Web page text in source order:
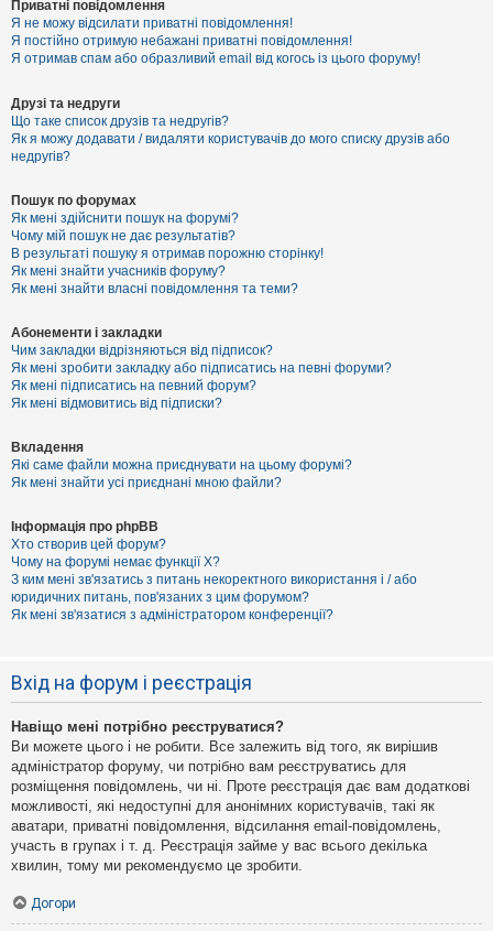
Приватні повідомлення
Я не можу відсилати приватні повідомлення!
Я постійно отримую небажані приватні повідомлення!
Я отримав спам або образливий email від когось із цього форуму!
Друзі та недруги
Що таке список друзів та недругів?
Як я можу додавати / видаляти користувачів до мого списку друзів або
недругів?
Пошук по форумах
Як мені здійснити пошук на форумі?
Чому мій пошук не дає результатів?
В результаті пошуку я отримав порожню сторінку!
Як мені знайти учасників форуму?
Як мені знайти власні повідомлення та теми?
Абонементи і закладки
Чим закладки відрізняються від підписок?
Як мені зробити закладку або підписатись на певні форуми?
Як мені підписатись на певний форум?
Як мені відмовитись від підписки?
Вкладення
Які саме файли можна приєднувати на цьому форумі?
Як мені знайти усі приєднані мною файли?
Інформація про phpBB
Хто створив цей форум?
Чому на форумі немає функції X?
З ким мені зв'язатись з питань некоректного використання і / або
юридичних питань, пов'язаних з цим форумом?
Як мені зв'язатися з адміністратором конференції?
Вхід на форум і реєстрація
Навіщо мені потрібно реєструватися?
Ви можете цього і не робити. Все залежить від того, як вирішив
адміністратор форуму, чи потрібно вам реєструватись для
розміщення повідомлень, чи ні. Проте реєстрація дає вам додаткові
можливості, які недоступні для анонімних користувачів, такі як
аватари, приватні повідомлення, відсилання email-повідомлень,
участь в групах і т. д. Реєстрація займе у вас всього декілька
хвилин, тому ми рекомендуємо це зробити.
Догори